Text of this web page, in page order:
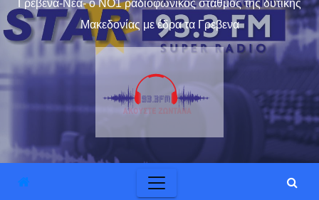
Γρεβενά-Νέα- ο ΝΟ1 ραδιοφωνικός σταθμός της δυτικής
Μακεδονίας με έδρα τα Γρεβενα